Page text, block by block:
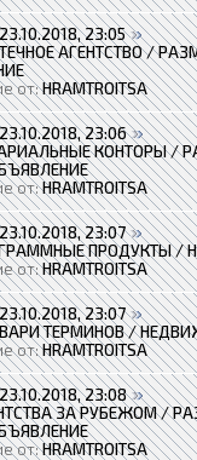
23:05
АГЕНТСТВО /
от:HRAMTROITSA
23:06
КОНТОРЫ /
от:HRAMTROITSA
23:07
ПРОДУКТЫ /
от:HRAMTROITSA
23:07
ТЕРМИНОВ /
от:HRAMTROITSA
23:08
ЗА РУБЕЖОМ /
от:HRAMTROITSA